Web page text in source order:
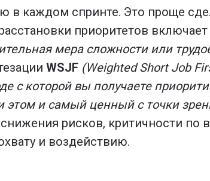
в каждом спринте. Это проще
приоритетов
мера сложности или
WSJF (Weighted Short Job
с которой вы получаете
и самый ценный с точки
рисков, критичности по
и воздействию.